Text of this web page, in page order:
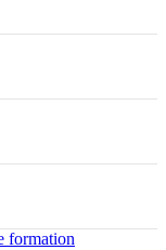
du logiciel
formation